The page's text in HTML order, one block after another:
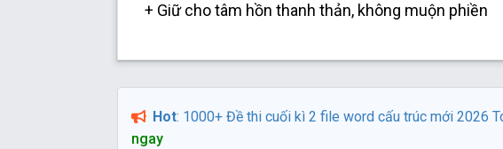
+ Giữ cho tâm hồn thanh thản, không muộn phiền
Hot: 1000+ Đề thi cuối kì 2 file word cấu trúc mới 2026
ngay